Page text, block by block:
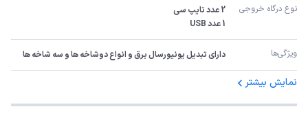
نوع درگاه خروجی
1 عدد USB
ویژگی‌ها دارای تبدیل یونیورسال برق و انواع دوشاخه ها و سه شاخه ها
نمایش بیشتر